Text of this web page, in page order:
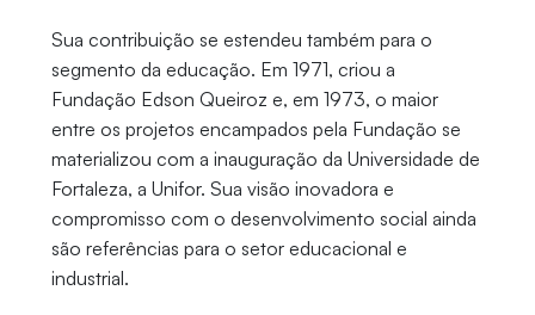
Sua contribuição se estendeu também para o
segmento da educação. Em 1971, criou a
Fundação Edson Queiroz e, em 1973, o maior
entre os projetos encampados pela Fundação se
materializou com a inauguração da Universidade de
Fortaleza, a Unifor. Sua visão inovadora e
compromisso com o desenvolvimento social ainda
são referências para o setor educacional e
industrial.